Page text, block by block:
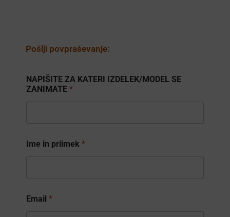
Pošlji povpraševanje:
NAPIŠITE ZA KATERI IZDELEK/MODEL SE
ZANIMATE *
Ime in priimek *
Email *